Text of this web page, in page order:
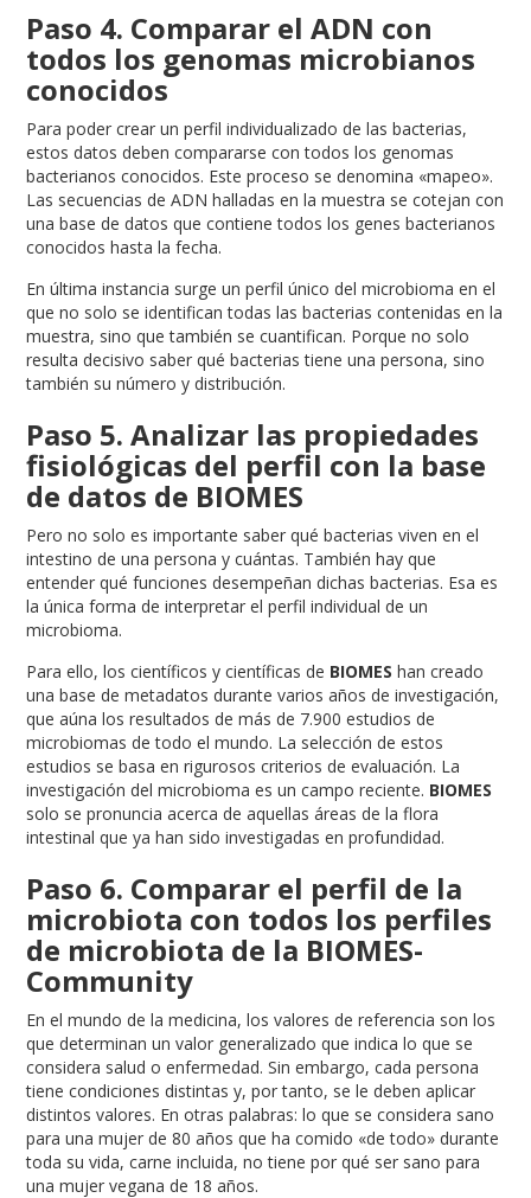
Paso 4. Comparar el ADN con
todos los genomas microbianos
conocidos
Para poder crear un perfil individualizado de las bacterias,
estos datos deben compararse con todos los genomas
bacterianos conocidos. Este proceso se denomina «mapeo».
Las secuencias de ADN halladas en la muestra se cotejan con
una base de datos que contiene todos los genes bacterianos
conocidos hasta la fecha.
En última instancia surge un perfil único del microbioma en el
que no solo se identifican todas las bacterias contenidas en la
muestra, sino que también se cuantifican. Porque no solo
resulta decisivo saber qué bacterias tiene una persona, sino
también su número y distribución.
Paso 5. Analizar las propiedades
fisiológicas del perfil con la base
de datos de BIOMES
Pero no solo es importante saber qué bacterias viven en el
intestino de una persona y cuántas. También hay que
entender qué funciones desempeñan dichas bacterias. Esa es
la única forma de interpretar el perfil individual de un
microbioma.
Para ello, los científicos y científicas de BIOMES han creado
una base de metadatos durante varios años de investigación,
que aúna los resultados de más de 7.900 estudios de
microbiomas de todo el mundo. La selección de estos
estudios se basa en rigurosos criterios de evaluación. La
investigación del microbioma es un campo reciente. BIOMES
solo se pronuncia acerca de aquellas áreas de la flora
intestinal que ya han sido investigadas en profundidad.
Paso 6. Comparar el perfil de la
microbiota con todos los perfiles
de microbiota de la BIOMES-
Community
En el mundo de la medicina, los valores de referencia son los
que determinan un valor generalizado que indica lo que se
considera salud o enfermedad. Sin embargo, cada persona
tiene condiciones distintas y, por tanto, se le deben aplicar
distintos valores. En otras palabras: lo que se considera sano
para una mujer de 80 años que ha comido «de todo» durante
toda su vida, carne incluida, no tiene por qué ser sano para
una mujer vegana de 18 años.